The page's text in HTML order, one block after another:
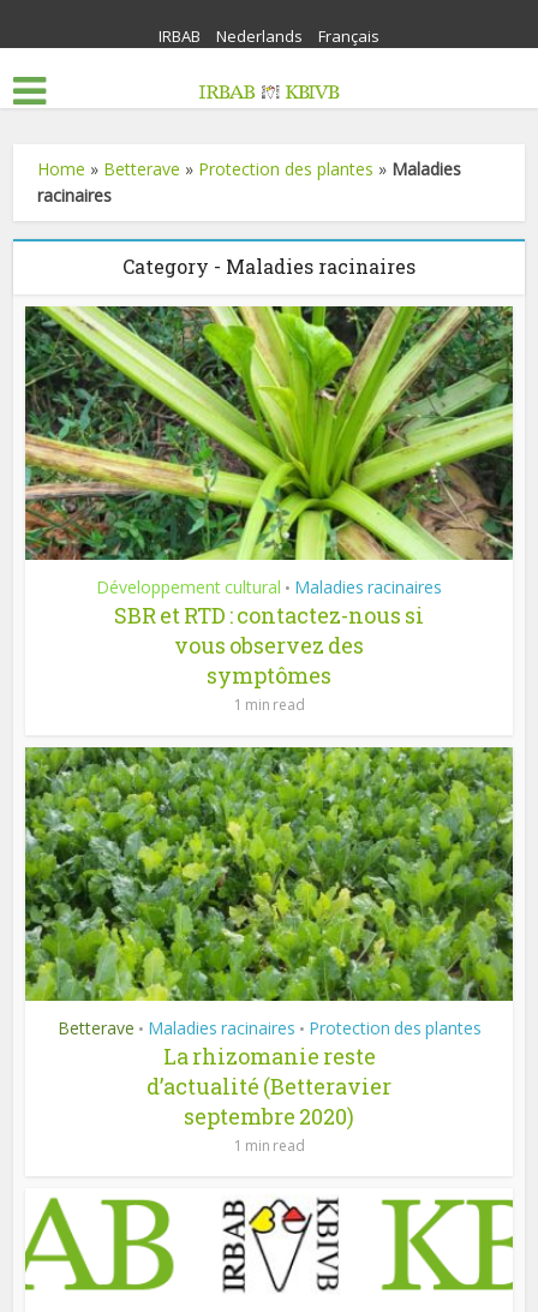
IRBAB Nederlands Français
Home » Betterave » Protection des plantes » Maladies
racinaires
Category - Maladies racinaires
Développement cultural • Maladies racinaires
SBR et RTD : contactez-nous si
vous observez des
symptômes
1 min read
Betterave • Maladies racinaires • Protection des plantes
La rhizomanie reste
d’actualité (Betteravier
septembre 2020)
1 min read